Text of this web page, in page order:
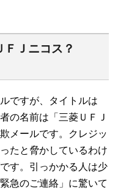
ＦＪニコス？
ですが、タイトルは
の名前は「三菱ＵＦＪ
メールです。クレジッ
たと脅かしているわけ
す。引っかかる人は少
急のご連絡」に驚いて